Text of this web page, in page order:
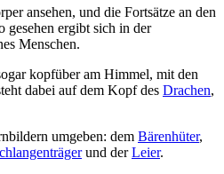
ansehen, und die Fortsätze an den
gesehen ergibt sich in der
Menschen.
kopfüber am Himmel, mit den
dabei auf dem Kopf des Drachen,
umgeben: dem Bärenhüter,
und derLeier.